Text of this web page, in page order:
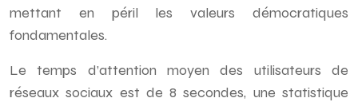
mettant en péril les valeurs démocratiques
fondamentales.
Le temps d’attention moyen des utilisateurs de
réseaux sociaux est de 8 secondes, une statistique